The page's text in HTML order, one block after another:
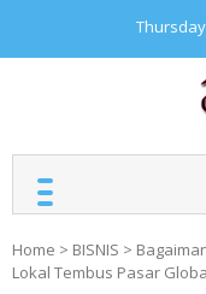
content
Home > BISNIS >
Lokal Tembus Pasar